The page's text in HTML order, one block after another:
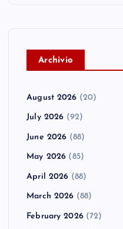
Archivio
August 2026 (20)
July 2026 (92)
June 2026 (88)
May 2026 (85)
April 2026 (88)
March 2026 (88)
February 2026(72)